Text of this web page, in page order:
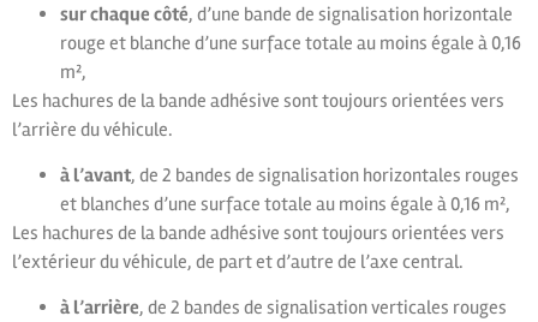
sur chaque côté, d’une bande de signalisation horizontale
rouge et blanche d’une surface totale au moins égale à 0,16
m²,
Les hachures de la bande adhésive sont toujours orientées vers
l’arrière du véhicule.
à l’avant, de 2 bandes de signalisation horizontales rouges
et blanches d’une surface totale au moins égale à 0,16 m²,
Les hachures de la bande adhésive sont toujours orientées vers
l’extérieur du véhicule, de part et d’autre de l’axe central.
à l’arrière, de 2 bandes de signalisation verticales rouges